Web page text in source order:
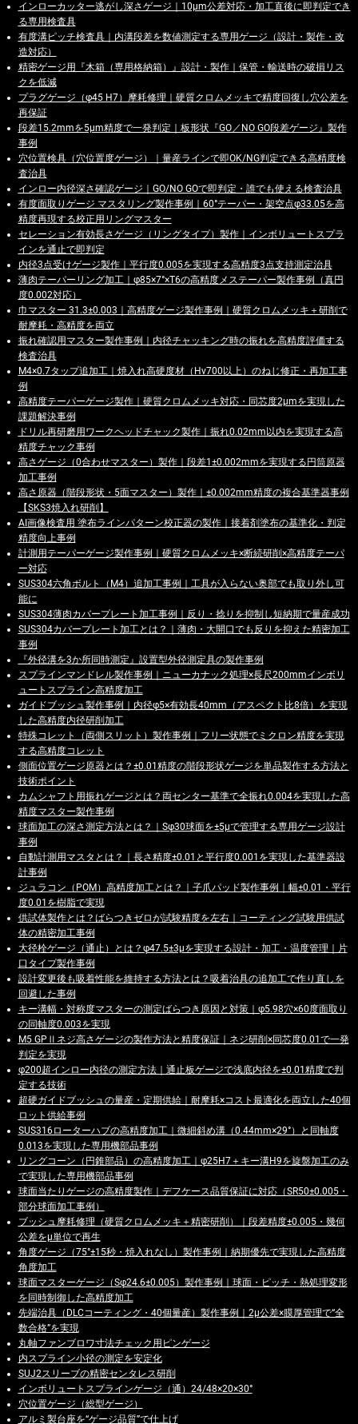
インローカッター逃がし深さゲージ｜10μm公差対応・加工直後に即判定でき
る専用検査具
有度溝ピッチ検査具｜内溝段差を数値測定する専用ゲージ（設計・製作・改
造対応）
精密ゲージ用『木箱（専用格納箱）』設計・製作｜保管・輸送時の破損リス
クを低減
プラグゲージ（φ45 H7）摩耗修理｜硬質クロムメッキで精度回復し穴公差を
再保証
段差15.2mmを5μm精度で一発判定｜板形状『GO／NO GO段差ゲージ』製作
事例
穴位置検具（穴位置度ゲージ）｜量産ラインで即OK/NG判定できる高精度検
査治具
インロー内径深さ確認ゲージ｜GO/NO GOで即判定・誰でも使える検査治具
有度面取りゲージ マスタリング製作事例｜60°テーパー・架空点φ33.05を高
精度再現する校正用リングマスター
セレーション有効長さゲージ（リングタイプ）製作｜インボリュートスプラ
インを通止で即判定
内径3点受けゲージ製作｜平行度0.005を実現する高精度3点支持測定治具
薄肉テーパーリング加工｜φ85×7°×T6の高精度メステーパー製作事例（真円
度0.002対応）
巾マスター 31.3±0.003｜高精度ゲージ製作事例｜硬質クロムメッキ＋研削で
耐摩耗・高精度を両立
振れ確認用マスター製作事例｜内径チャッキング時の振れを高精度評価する
検査治具
M4×0.7タップ追加工｜焼入れ高硬度材（Hv700以上）のねじ修正・再加工事
例
高精度テーパーゲージ製作｜硬質クロムメッキ対応・同芯度2μmを実現した
課題解決事例
ドリル再研磨用ワークヘッドチャック製作｜振れ0.02mm以内を実現する高
精度チャック事例
高さゲージ（0合わせマスター）製作｜段差1±0.002mmを実現する円筒原器
加工事例
高さ原器（階段形状・5面マスター）製作｜±0.002mm精度の複合基準器事例
【SKS3焼入れ研削】
AI画像検査用 塗布ラインパターン校正器の製作｜接着剤塗布の基準化・判定
精度向上事例
計測用テーパーゲージ製作事例｜硬質クロムメッキ×断続研削×高精度テーパ
ー対応
SUS304六角ボルト（M4）追加工事例｜工具が入らない奥部でも取り外し可
能に
SUS304薄肉カバープレート加工事例｜反り・捻りを抑制し短納期で量産成功
SUS304カバープレート加工とは？｜薄肉・大開口でも反りを抑えた精密加工
事例
『外径溝を3か所同時測定』設置型外径測定具の製作事例
スプラインマンドレル製作事例｜ニューカナック処理×長尺200mmインボリ
ュートスプライン高精度加工
ガイドブッシュ製作事例｜内径φ5×有効長40mm（アスペクト比8倍）を実現
した高精度内径研削加工
特殊コレット（両側スリット）製作事例｜フリー状態でミクロン精度を実現
する高精度コレット
側面位置ゲージ原器とは？±0.01精度の階段形状ゲージを単品製作する方法と
技術ポイント
カムシャフト用振れゲージとは？両センター基準で全振れ0.004を実現した高
精度マスター製作事例
球面加工の深さ測定方法とは？｜Sφ30球面を±5μで管理する専用ゲージ設計
事例
自動計測用マスタとは？｜長さ精度±0.01と平行度0.001を実現した基準器設
計事例
ジュラコン（POM）高精度加工とは？｜子爪パッド製作事例｜幅±0.01・平行
度0.01を樹脂で実現
供試体製作とは？ばらつきゼロが試験精度を左右｜コーティング試験用供試
体の精密加工事例
大径栓ゲージ（通止）とは？φ47.5±3μを実現する設計・加工・温度管理｜片
口タイプ製作事例
設計変更後も吸着性能を維持する方法とは？吸着治具の追加工で作り直しを
回避した事例
キー溝幅・対称度マスターの測定ばらつき原因と対策｜φ5.98穴×60度面取り
の同軸度0.003を実現
M5 GPⅡネジ高さゲージの製作方法と精度保証｜ネジ研削×同芯度0.01で一発
判定を実現
φ200超インロー内径の測定方法｜通止板ゲージで浅底内径を±0.01精度で判
定する技術
超硬ガイドブッシュの量産・定期供給｜耐摩耗×コスト最適化を両立した40個
ロット供給事例
SUS316ローターハブの高精度加工｜微細斜め溝（0.44mm×29°）と同軸度
0.013を実現した専用機部品事例
リングコーン（円錐部品）の高精度加工｜φ25H7＋キー溝H9を旋盤加工のみ
で実現した専用機部品事例
球面当たりゲージの高精度製作｜デフケース品質保証に対応（SR50±0.005・
部分球面加工事例）
ブッシュ摩耗修理（硬質クロムメッキ＋精密研削）｜段差精度±0.005・幾何
公差をμ単位で再生
角度ゲージ（75°±15秒・焼入れなし）製作事例｜納期優先で実現した高精度
角度加工
球面マスターゲージ（Sφ24.6±0.005）製作事例｜球面・ピッチ・熱処理変形
を同時制御した高精度加工
先端治具（DLCコーティング・40個量産）製作事例｜2μ公差×膜厚管理で“全
数合格”を実現
丸軸ファンブロワ寸法チェック用ピンゲージ
内スプライン小径の測定を安定化
SUJ2スリーブの精密センタレス研削
インボリュートスプラインゲージ（通）24/48×20×30°
穴位置ゲージ（総型ゲージ）
アルミ製台座を“ゲージ品質”で仕上げ